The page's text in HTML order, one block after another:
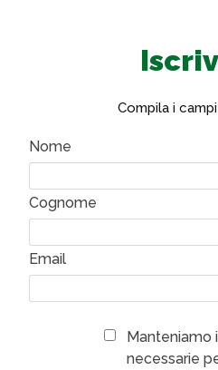
Compila i
Nome
Cognome
Email
Manteniamo
necessarie